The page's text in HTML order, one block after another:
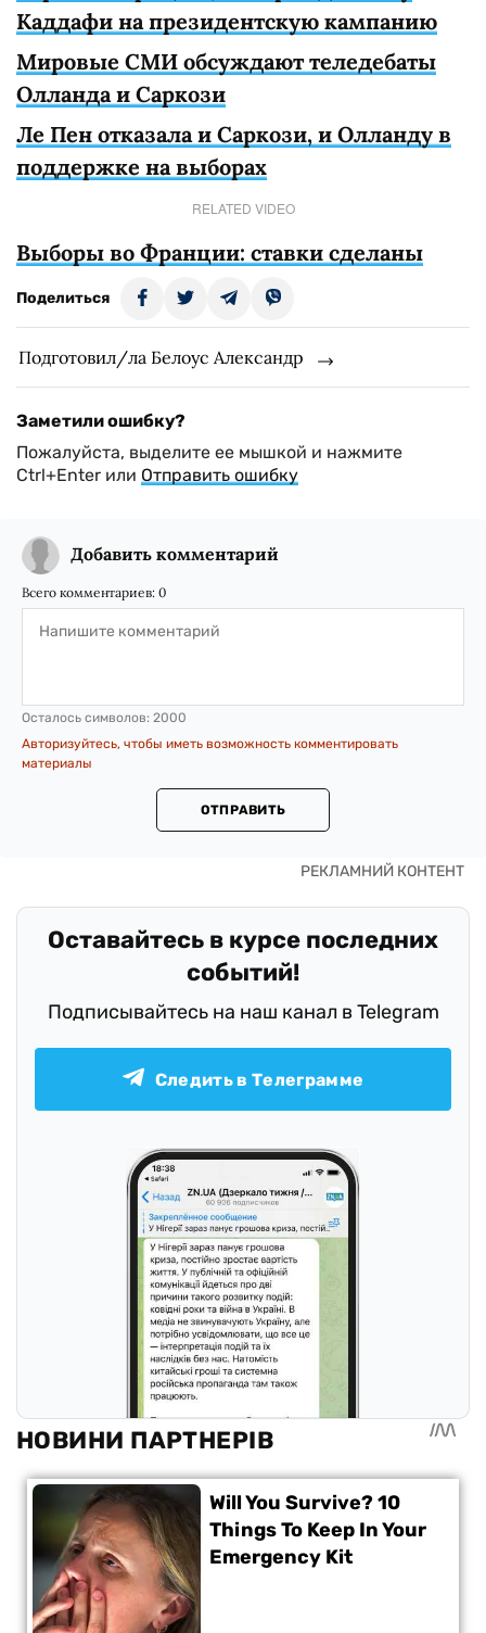
Каддафи на президентскую кампанию
Мировые СМИ обсуждают теледебаты
Олланда и Саркози
Ле Пен отказала и Саркози, и Олланду в
поддержке на выборах
RELATED VIDEO
Выборы во Франции: ставки сделаны
Поделиться
Подготовил/ла Белоус Александр
Заметили ошибку?
Пожалуйста, выделите ее мышкой и нажмите
Ctrl+Enter или Отправить ошибку
Добавить комментарий
Всего комментариев: 0
Осталось символов: 2000
Авторизуйтесь, чтобы иметь возможность комментировать
материалы
ОТПРАВИТЬ
Оставайтесь в курсе последних
событий!
Подписывайтесь на наш канал в Telegram
Следить в Телеграмме